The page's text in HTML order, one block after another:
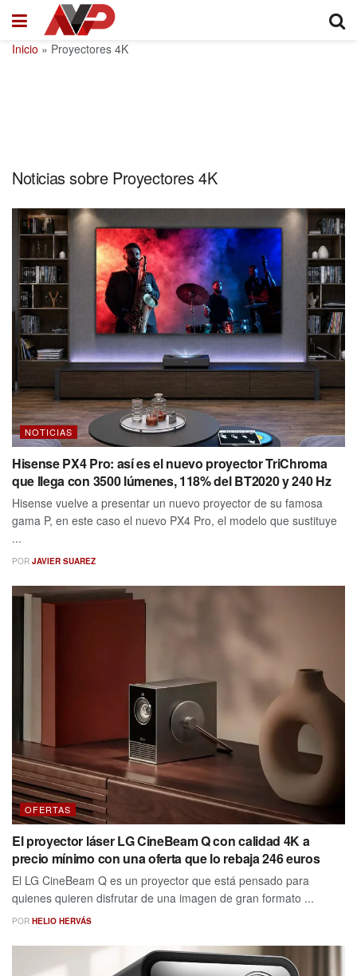
Inicio » Proyectores 4K
Noticias sobre Proyectores 4K
NOTICIAS
Hisense PX4 Pro: así es el nuevo proyector TriChroma
que llega con 3500 lúmenes, 118% del BT2020 y 240 Hz
Hisense vuelve a presentar un nuevo proyector de su famosa
gama P, en este caso el nuevo PX4 Pro, el modelo que sustituye
...
POR JAVIER SUAREZ
OFERTAS
El proyector láser LG CineBeam Q con calidad 4K a
precio mínimo con una oferta que lo rebaja 246 euros
El LG CineBeam Q es un proyector que está pensado para
quienes quieren disfrutar de una imagen de gran formato ...
POR HELIO HERVÁS